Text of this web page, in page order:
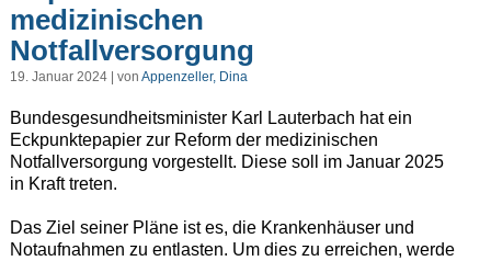
medizinischen
Notfallversorgung
19. Januar 2024 | von Appenzeller, Dina
Bundesgesundheitsminister Karl Lauterbach hat ein
Eckpunktepapier zur Reform der medizinischen
Notfallversorgung vorgestellt. Diese soll im Januar 2025
in Kraft treten.
Das Ziel seiner Pläne ist es, die Krankenhäuser und
Notaufnahmen zu entlasten. Um dies zu erreichen, werde